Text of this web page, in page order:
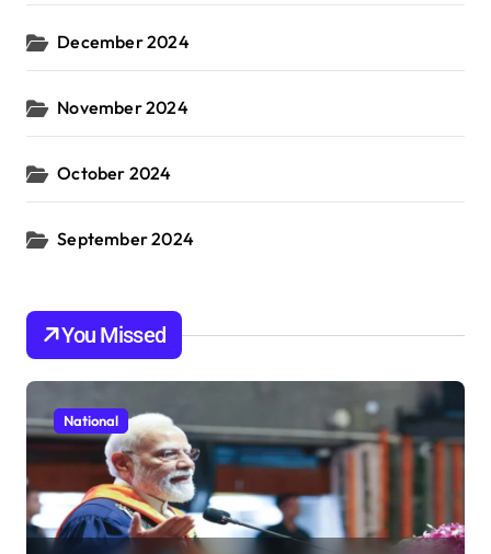
December 2024
November 2024
October 2024
September 2024
You Missed
National